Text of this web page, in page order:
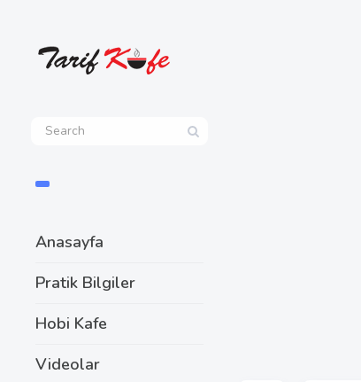
Anasayfa
Pratik Bilgiler
Hobi Kafe
Videolar